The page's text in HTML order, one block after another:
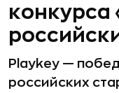
конкурса
Playkey —
российских